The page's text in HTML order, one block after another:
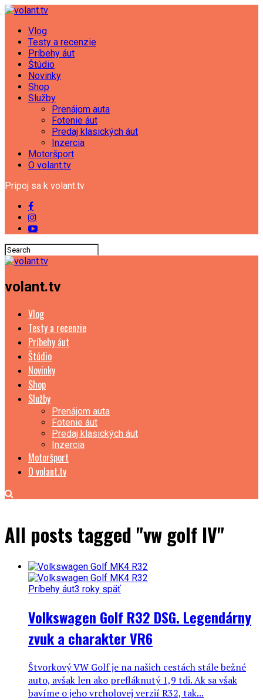
Vlog
Testy a recenzie
Príbehy áut
Štúdio
Novinky
Shop
Služby
Prenájom auta
Fotenie áut
Predaj klasických áut
Inzercia
Motoršport
O volant.tv
Pripoj sa k volant.tv
volant.tv
Vlog
Testy a recenzie
Príbehy áut
Štúdio
Novinky
Shop
Služby
Prenájom auta
Fotenie áut
Predaj klasických áut
Inzercia
Motoršport
O volant.tv
All posts tagged "vw golf IV"
Príbehy áut3 roky späť
Volkswagen Golf R32 DSG. Legendárny
zvuk a charakter VR6
Štvorkový VW Golf je na našich cestách stále bežné
auto, avšak len ako prefláknutý 1,9 tdi. Ak sa však
bavíme o jeho vrcholovej verzií R32, tak...